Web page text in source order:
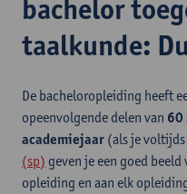
bachelor
taalkunde:
De bacheloropleiding heeft
opeenvolgende delen van 60
academiejaar (als je
(sp) geven je een goed
opleiding en aan elk